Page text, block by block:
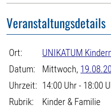
Veranstaltungsdetails
Ort:
UNIKATUM
Datum:
Mittwoch,
Uhrzeit: 14:00 Uhr - 18:00
Rubrik:
Kinder & Familie